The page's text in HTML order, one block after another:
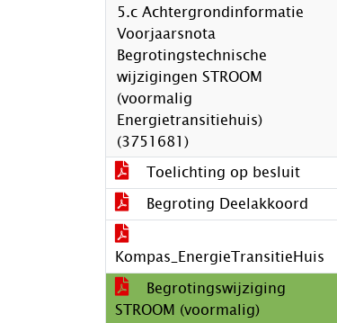
5.c Achtergrondinformatie
Voorjaarsnota
Begrotingstechnische
wijzigingen STROOM
(voormalig
Energietransitiehuis)
(3751681)
Toelichting op besluit
Begroting Deelakkoord
Kompas_EnergieTransitieHuis
Begrotingswijziging
STROOM (voormalig)